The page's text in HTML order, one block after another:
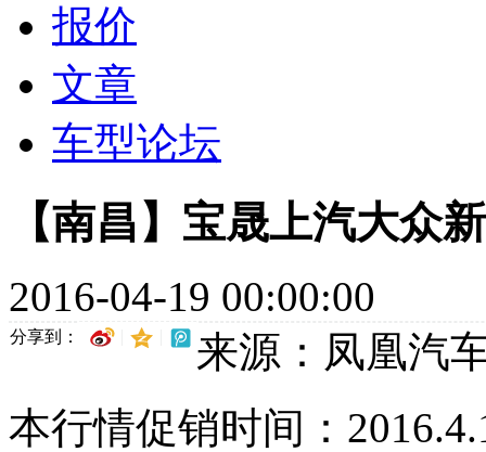
报价
文章
车型论坛
【南昌】宝晟上汽大众
2016-04-19 00:00:00
分享到：
来源：凤凰汽
本行情促销时间：